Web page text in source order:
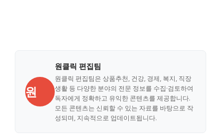
원
원클릭 편집팀
원클릭 편집팀은 상품추천, 건강, 경제, 복지, 직장
생활 등 다양한 분야의 전문 정보를 수집·검토하여
독자에게 정확하고 유익한 콘텐츠를 제공합니다.
모든 콘텐츠는 신뢰할 수 있는 자료를 바탕으로 작
성되며, 지속적으로 업데이트됩니다.